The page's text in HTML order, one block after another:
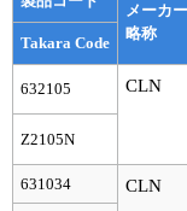
アプリケーション
プロトコール集
ユーザーズボイス集
動画ライブラリー
メーカー
略称
Takara Code
632105 CLN
Z2105N
631034 CLN